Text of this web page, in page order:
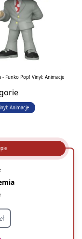
Funko Pop! Vinyl: Animacje
Animacje